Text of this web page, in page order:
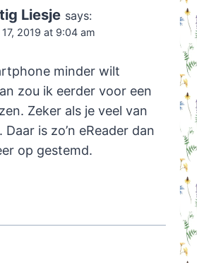
Liesje says:
17, 2019 at 9:04 am
minder wilt
zou ik eerder voor een
Zeker als je veel van
is zo’n eReader dan
op gestemd.